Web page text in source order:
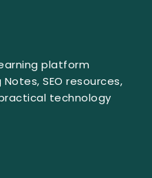
f
platform
SEO resources,
technology